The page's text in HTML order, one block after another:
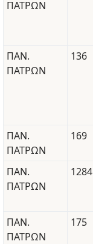
ΠΑΤΡΩΝ
ΠΑΝ.
ΠΑΤΡΩΝ
136
ΠΑΝ.
ΠΑΤΡΩΝ
169
ΠΑΝ.
ΠΑΤΡΩΝ
1284
ΠΑΝ.
ΠΑΤΡΩΝ
175